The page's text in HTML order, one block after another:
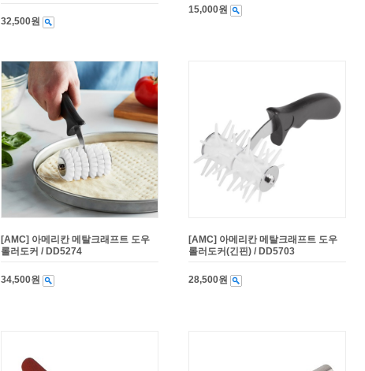
32,500원
15,000원
[AMC] 아메리칸 메탈크래프트 도우
롤러도커 / DD5274
34,500원
[AMC] 아메리칸 메탈크래프트 도우
롤러도커(긴핀) / DD5703
28,500원